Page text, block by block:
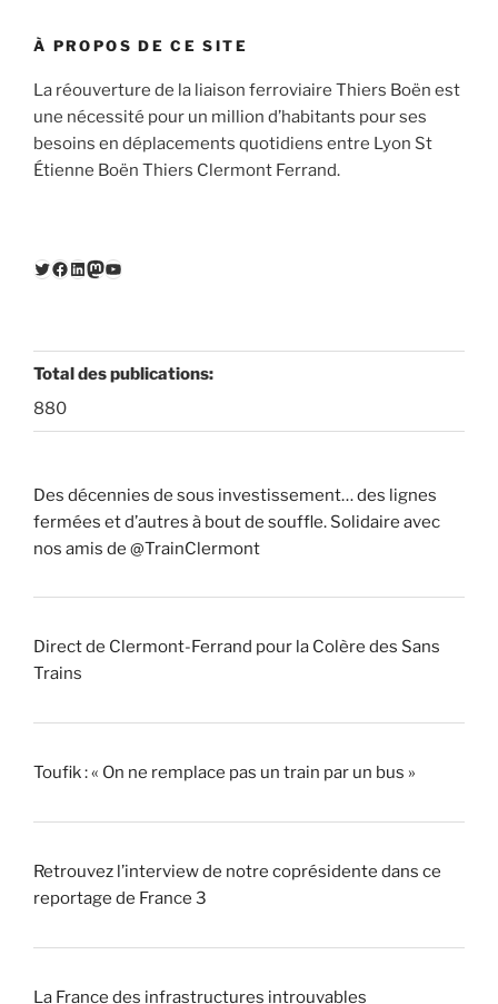
À PROPOS DE CE SITE
La réouverture de la liaison ferroviaire Thiers Boën est
une nécessité pour un million d’habitants pour ses
besoins en déplacements quotidiens entre Lyon St
Étienne Boën Thiers Clermont Ferrand.
Twitter
Facebook
LinkedIn
Mastodon
YouTube
Total des publications:
880
Des décennies de sous investissement… des lignes
fermées et d’autres à bout de souffle. Solidaire avec
nos amis de @TrainClermont
Direct de Clermont-Ferrand pour la Colère des Sans
Trains
Toufik : « On ne remplace pas un train par un bus »
Retrouvez l’interview de notre coprésidente dans ce
reportage de France 3
La France des infrastructures introuvables